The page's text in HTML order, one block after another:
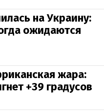
на Украину:
ожидаются
жара:
+39 градусов